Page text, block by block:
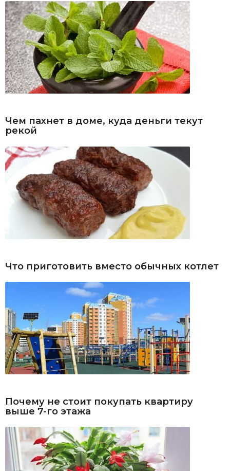
Чем пахнет в доме, куда деньги текут
рекой
Что приготовить вместо обычных котлет
Почему не стоит покупать квартиру
выше 7-го этажа